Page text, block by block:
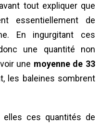
tout expliquer que
essentiellement de
En ingurgitant ces
une quantité non
une moyenne de 33
les baleines sombrent
elles ces quantités de